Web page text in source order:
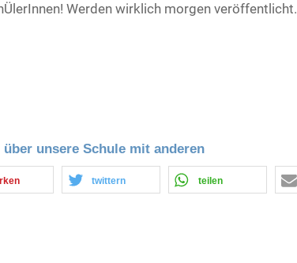
Werden wirklich morgen veröffentlicht.
unsere Schule mit anderen
twittern teilen